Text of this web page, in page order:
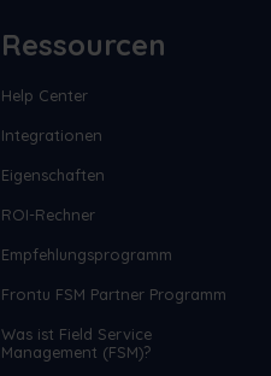
Ressourcen
Help Center
Integrationen
Eigenschaften
ROI-Rechner
Empfehlungsprogramm
Frontu FSM Partner Programm
Was ist Field Service
Management (FSM)?